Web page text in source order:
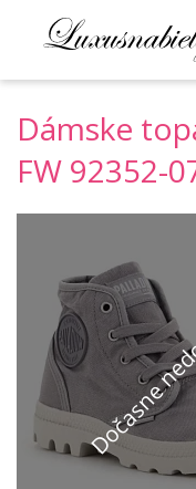
Dámske
FW 92352-
Dočasne